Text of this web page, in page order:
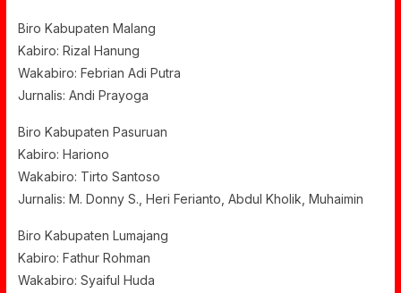
Biro Kabupaten Malang
Kabiro: Rizal Hanung
Wakabiro: Febrian Adi Putra
Jurnalis: Andi Prayoga
Biro Kabupaten Pasuruan
Kabiro: Hariono
Wakabiro: Tirto Santoso
Jurnalis: M. Donny S., Heri Ferianto, Abdul Kholik, Muhaimin
Biro Kabupaten Lumajang
Kabiro: Fathur Rohman
Wakabiro: Syaiful Huda